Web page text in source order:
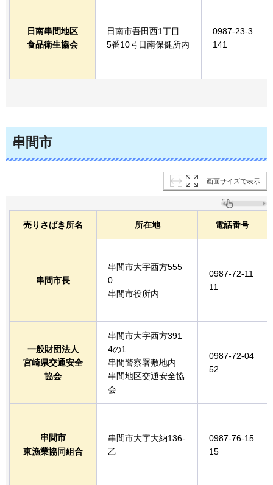
日南串間地区
食品衛生協会
日南市吾田西1丁目
5番10号日南保健所内
0987-23-3
141
串間市
画面サイズで表示
売りさばき所名 所在地 電話番号
串間市長
串間市大字西方555
0
串間市役所内
0987-72-11
11
一般財団法人
宮崎県交通安全
協会
串間市大字西方391
4の1
串間警察署敷地内
串間地区交通安全協
会
0987-72-04
52
串間市
東漁業協同組合
串間市大字大納136-
乙
0987-76-15
15